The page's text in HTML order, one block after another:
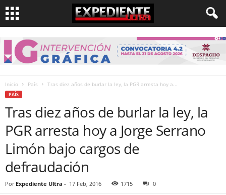
Inicio País Tras diez años de burlar la ley, la PGR arresta hoy a...
PAÍS
Tras diez años de burlar la ley, la
PGR arresta hoy a Jorge Serrano
Limón bajo cargos de
defraudación
Por Expediente Ultra - 17 Feb, 2016 1715 0